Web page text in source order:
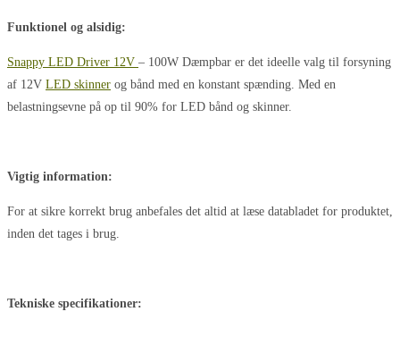
Funktionel og alsidig:
Snappy LED Driver 12V – 100W Dæmpbar er det ideelle valg til forsyning
af 12V LED skinner og bånd med en konstant spænding. Med en
belastningsevne på op til 90% for LED bånd og skinner.
Vigtig information:
For at sikre korrekt brug anbefales det altid at læse databladet for produktet,
inden det tages i brug.
Tekniske specifikationer: